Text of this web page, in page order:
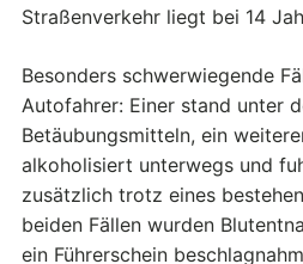
Straßenverkehr liegt bei 14
Besonders schwerwiegende
Autofahrer: Einer stand unter
Betäubungsmitteln, ein
alkoholisiert unterwegs und
zusätzlich trotz eines
beiden Fällen wurden
ein Führerschein